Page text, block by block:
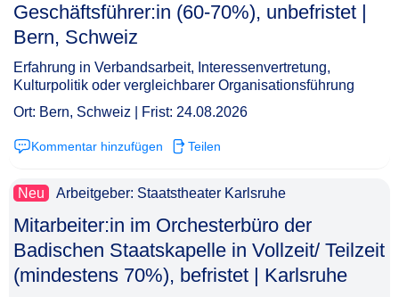
Geschäftsführer:in (60-70%), unbefristet |
Bern, Schweiz​‌‌‌‌​‌​‌‌‌‌​‌​​‌​‌
Erfahrung in Verbandsarbeit, Interessenvertretung,
Kulturpolitik oder vergleichbarer Organisationsführung
Ort: Bern, Schweiz | Frist: 24.08.2026
Kommentar hinzufügen Teilen
Neu Arbeitgeber: Staatstheater Karlsruhe
Mitarbeiter:in im Orchesterbüro der
Badischen Staatskapelle in Vollzeit/ Teilzeit
(mindestens 70%), befristet | Karlsruhe​‌‌‌‌​‌​‌‌‌‌​‌​​‌​​